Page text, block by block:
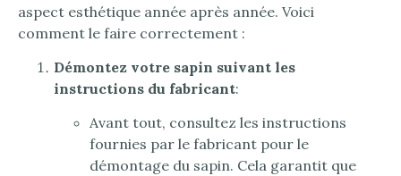
aspect esthétique année après année. Voici
comment le faire correctement :
Démontez votre sapin suivant les
instructions du fabricant:
Avant tout, consultez les instructions
fournies par le fabricant pour le
démontage du sapin. Cela garantit que